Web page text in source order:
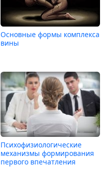
Основные формы комплекса
вины
Психофизиологические
механизмы формирования
первого впечатления